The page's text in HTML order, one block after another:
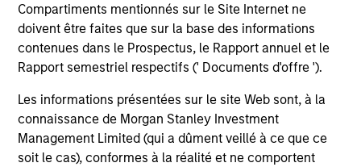
Compartiments mentionnés sur le Site Internet ne
doivent être faites que sur la base des informations
contenues dans le Prospectus, le Rapport annuel et le
Rapport semestriel respectifs (' Documents d'offre ').
Les informations présentées sur le site Web sont, à la
connaissance de Morgan Stanley Investment
Management Limited (qui a dûment veillé à ce que ce
soit le cas), conformes à la réalité et ne comportent